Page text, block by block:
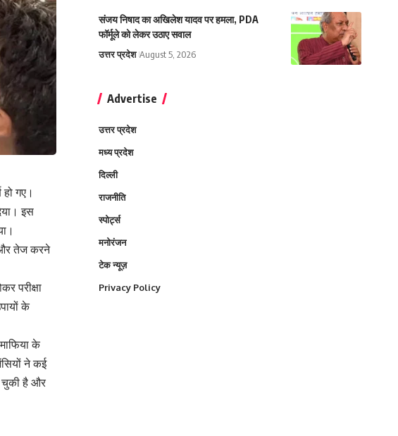
गए।
इस
और तेज करने
परीक्षा
के
के
ने कई
चुकी है और
संजय निषाद का अखिलेश यादव पर हमला, PDA
फॉर्मूले को लेकर उठाए सवाल
उत्तर प्रदेश August 5, 2026
Advertise
उत्तर प्रदेश
मध्य प्रदेश
दिल्ली
राजनीति
स्पोर्ट्स
मनोरंजन
टेक न्यूज़
Privacy Policy